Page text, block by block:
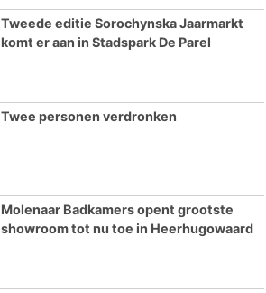
Tweede editie Sorochynska Jaarmarkt
komt er aan in Stadspark De Parel
Twee personen verdronken
Molenaar Badkamers opent grootste
showroom tot nu toe in Heerhugowaard